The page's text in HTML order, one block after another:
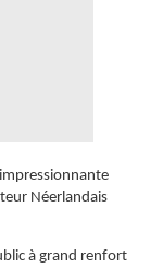
Néerlandais
à grand renfort